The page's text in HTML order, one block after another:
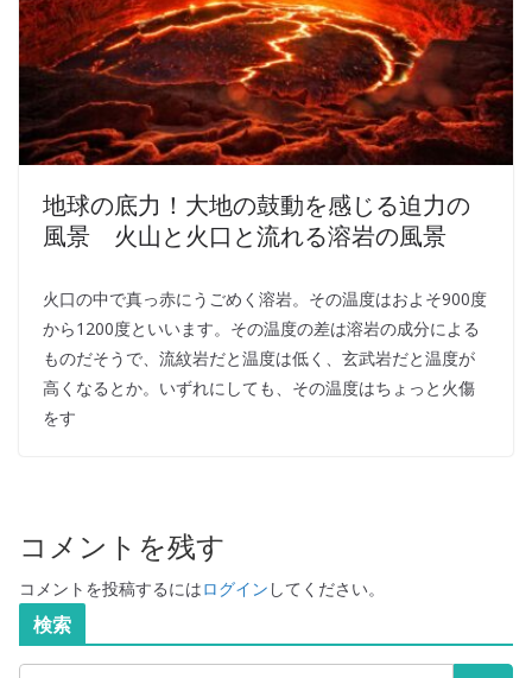
地球の底力！大地の鼓動を感じる迫力の
風景 火山と火口と流れる溶岩の風景
火口の中で真っ赤にうごめく溶岩。その温度はおよそ900度
から1200度といいます。その温度の差は溶岩の成分による
ものだそうで、流紋岩だと温度は低く、玄武岩だと温度が
高くなるとか。いずれにしても、その温度はちょっと火傷
をす
コメントを残す
コメントを投稿するにはログイン してください。
検索